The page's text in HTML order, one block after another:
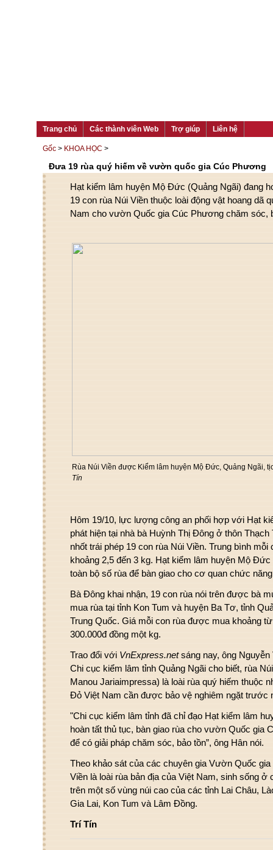
Trang chủ Các thành viên Web Trợ giúp Liên hệ
Gốc > KHOA HỌC >
Đưa 19 rùa quý hiếm về vườn quốc gia Cúc Phương
Hạt kiểm lâm huyện Mộ Đức (Quảng Ngãi) đang
19 con rùa Núi Viền thuộc loài động vật hoang dã
Nam cho vườn Quốc gia Cúc Phương chăm sóc,
Rùa Núi Viền được Kiểm lâm huyện Mộ Đức, Quảng Ngãi,
Tín
Hôm 19/10, lực lượng công an phối hợp với Hạt
phát hiện tại nhà bà Huỳnh Thị Đông ở thôn
nhốt trái phép 19 con rùa Núi Viền. Trung bình
khoảng 2,5 đến 3 kg. Hạt kiểm lâm huyện Mộ Đức
toàn bộ số rùa để bàn giao cho cơ quan chức
Bà Đông khai nhận, 19 con rùa nói trên được bà
mua rùa tại tỉnh Kon Tum và huyện Ba Tơ, tỉnh
Trung Quốc. Giá mỗi con rùa được mua khoảng
300.000đ đồng một kg.
Trao đổi với VnExpress.netsáng nay, ông
Chi cục kiểm lâm tỉnh Quảng Ngãi cho biết, rùa
Manou Jariaimpressa) là loài rùa quý hiếm thuộc
Đỏ Việt Nam cần được bảo vệ nghiêm ngặt trước
"Chi cục kiểm lâm tỉnh đã chỉ đạo Hạt kiểm lâm
hoàn tất thủ tục, bàn giao rùa cho vườn Quốc gia
để có giải pháp chăm sóc, bảo tồn”, ông Hân nói.
Theo khảo sát của các chuyên gia Vườn Quốc
Viền là loài rùa bản địa của Việt Nam, sinh sống ở
trên một số vùng núi cao của các tỉnh Lai Châu,
Gia Lai, Kon Tum và Lâm Đồng.
Trí Tín